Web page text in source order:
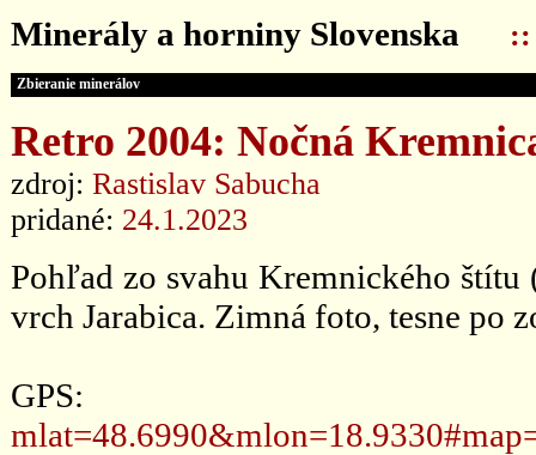
Minerály a horniny Slovenska ::
Zbieranie minerálov
Retro 2004: Nočná
zdroj: Rastislav Sabucha
pridané: 24.1.2023
Pohľad zo svahu Kremnického
vrch Jarabica. Zimná foto, tesne po